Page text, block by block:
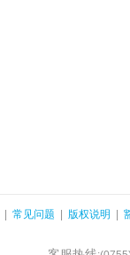
常见问题 版权说明